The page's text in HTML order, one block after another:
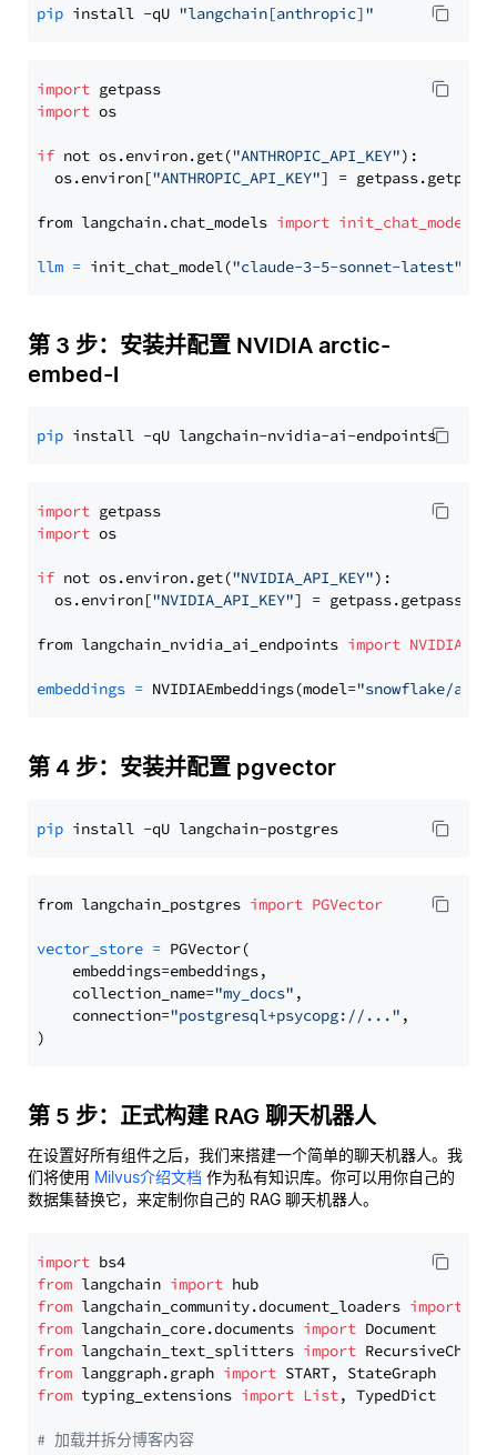
pip install -qU "langchain[anthropic]"
import
import os
if not os.environ.get("ANTHROPIC_API_KEY"):
  os.environ[
"ANTHROPIC_API_KEY"] = getpass.getpass(
from langchain.chat_models import init_chat_model
llm = init_chat_model("claude-3-5-sonnet-latest"
第 3 步：安装并配置 NVIDIA arctic-
embed-l
pip
import
import os
if not os.environ.get("NVIDIA_API_KEY"):
  os.environ[
"NVIDIA_API_KEY"] = getpass.getpass(
from langchain_nvidia_ai_endpoints import
embeddings = NVIDIAEmbeddings(model="snowflake/
第 4 步：安装并配置 pgvector
pip
from langchain_postgres import PGVector
vector_store = PGVector(
    embeddings=embeddings,
    collection_name=
"my_docs" ,
    connection=
"postgresql+psycopg://..." ,
第 5 步：正式构建 RAG 聊天机器人
在设置好所有组件之后，我们来搭建一个简单的聊天机器人。我
们将使用 Milvus介绍文档 作为私有知识库。你可以用你自己的
数据集替换它，来定制你自己的 RAG 聊天机器人。
import
from langchain import
from langchain_community.document_loaders import
from langchain_core.documents import
from langchain_text_splitters import
from langgraph.graph import
from typing_extensions import List, TypedDict
# 加载并拆分博客内容